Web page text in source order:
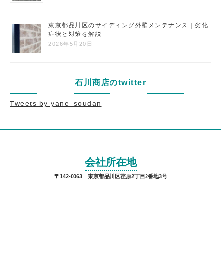
東京都品川区のサイディング外壁メンテナンス｜劣化
症状と対策を解説
2026年5月20日
石川商店のtwitter
Tweets by yane_soudan
会社所在地
〒142-0063 東京都品川区荏原2丁目2番地3号